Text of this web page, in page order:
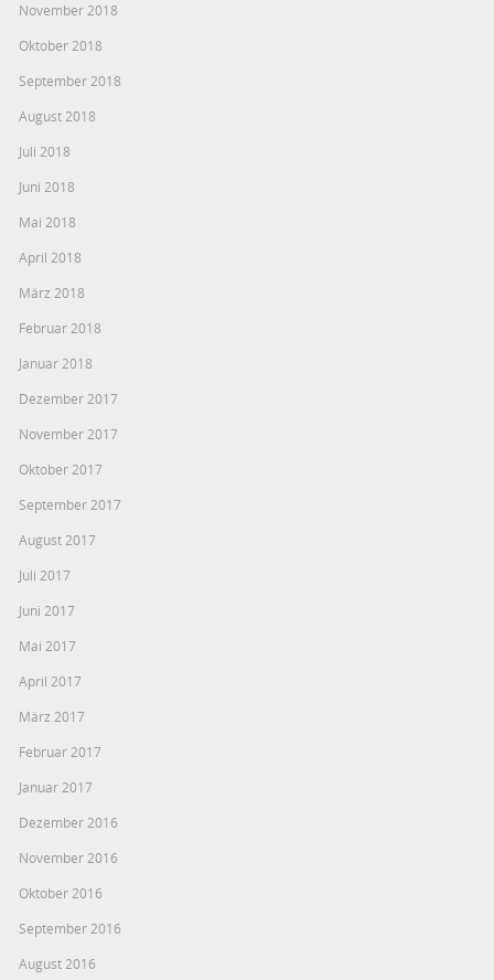
November 2018
Oktober 2018
September 2018
August 2018
Juli 2018
Juni 2018
Mai 2018
April 2018
März 2018
Februar 2018
Januar 2018
Dezember 2017
November 2017
Oktober 2017
September 2017
August 2017
Juli 2017
Juni 2017
Mai 2017
April 2017
März 2017
Februar 2017
Januar 2017
Dezember 2016
November 2016
Oktober 2016
September 2016
August 2016